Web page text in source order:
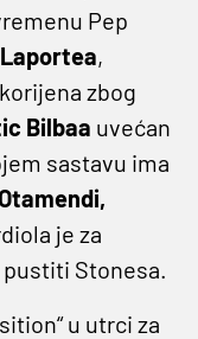
Pep
,
zbog
Bilbaa uvećan
sastavu ima
je za
Stonesa.
u utrci za